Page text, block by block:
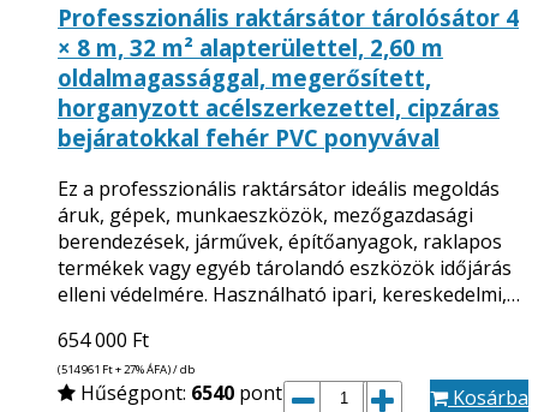
Professzionális raktársátor tárolósátor 4
× 8 m, 32 m² alapterülettel, 2,60 m
oldalmagassággal, megerősített,
horganyzott acélszerkezettel, cipzáras
bejáratokkal fehér PVC ponyvával
Ez a professzionális raktársátor ideális megoldás
áruk, gépek, munkaeszközök, mezőgazdasági
berendezések, járművek, építőanyagok, raklapos
termékek vagy egyéb tárolandó eszközök időjárás
elleni védelmére. Használható ipari, kereskedelmi,…
654 000 Ft
(514 961 Ft+ 27% ÁFA) / db
Hűségpont: 6540 pont Kosárba